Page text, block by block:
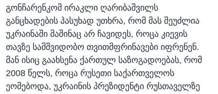
გონჩარენკომ ირაკლი ღარიბაშვილს
განცხადების პასუხად უთხრა, რომ მას შეუძლია
უკრაინაში მაშინაც არ ჩავიდეს, როცა კიევის
თავზე სამშვიდობო თვითმფრინავები იფრენენ.
მან ისიც გაახსენა ქართულ საზოგადოებას, რომ
2008 წელს, როცა რუსეთი საქართველოს
ეომებოდა, უკრაინის პრეზიდენტი რუსთაველზე